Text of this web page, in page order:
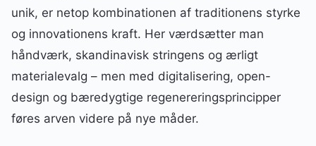
unik, er netop kombinationen af traditionens styrke
og innovationens kraft. Her værdsætter man
håndværk, skandinavisk stringens og ærligt
materialevalg – men med digitalisering, open-
design og bæredygtige regenereringsprincipper
føres arven videre på nye måder.